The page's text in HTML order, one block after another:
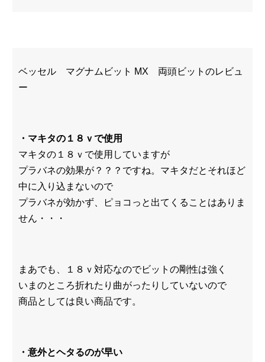
ベッセル マグナムビット MX 両頭ビットのレビュ
ー
・マキタの１８ｖで使用
マキタの１８ｖで使用していますが
プラバネの効果が？？？ですね。マキタだとそれほど
中に入り込まないので
プラバネが効かず、ピョコっと出てくることはありま
せん・・・
まあでも、１８ｖ対応なのでビットの剛性は強く
いまのところ折れたり曲がったりしていないので
商品としては良い商品です。
・意外とヘタるのが早い